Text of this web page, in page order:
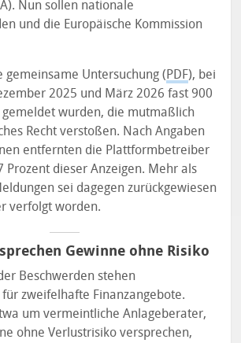
Nun sollen nationale
und die Europäische Kommission
gemeinsame Untersuchung ( PDF), bei
2025 und März 2026 fast 900
gemeldet wurden, die mutmaßlich
Recht verstoßen. Nach Angaben
entfernten die Plattformbetreiber
Prozent dieser Anzeigen. Mehr als
sei dagegen zurückgewiesen
verfolgt worden.
Gewinne ohne Risiko
Beschwerden stehen
zweifelhafte Finanzangebote.
um vermeintliche Anlageberater,
ohne Verlustrisiko versprechen,